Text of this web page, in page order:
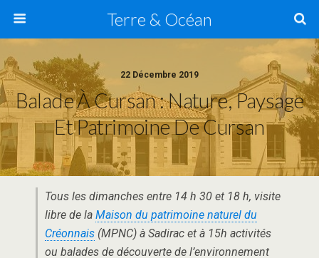
Terre & Océan
22 Décembre 2019
Balade À Cursan : Nature, Paysage
Et Patrimoine De Cursan
Tous les dimanches entre 14 h 30 et 18 h, visite
libre de la Maison du patrimoine naturel du
Créonnais (MPNC) à Sadirac et à 15h activités
ou balades de découverte de l’environnement